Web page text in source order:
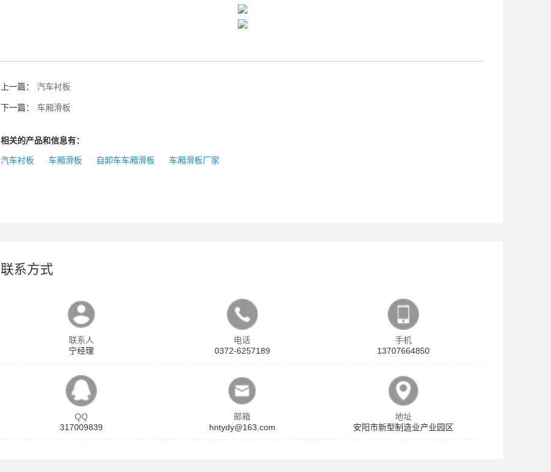
上一篇： 汽车衬板
下一篇： 车厢滑板
相关的产品和信息有：
汽车衬板 车厢滑板 自卸车车厢滑板 车厢滑板厂家
联系方式
联系人
宁经理
电话
0372-6257189
手机
13707664850
QQ
317009839
邮箱
hntydy@163.com
地址
安阳市新型制造业产业园区